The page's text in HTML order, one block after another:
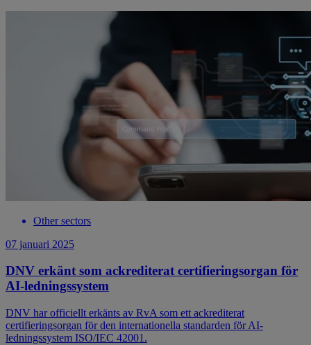
Other sectors
07 januari 2025
DNV erkänt som ackrediterat certifieringsorgan för
AI-ledningssystem
DNV har officiellt erkänts av RvA som ett ackrediterat
certifieringsorgan för den internationella standarden för AI-
ledningssystem ISO/IEC 42001.